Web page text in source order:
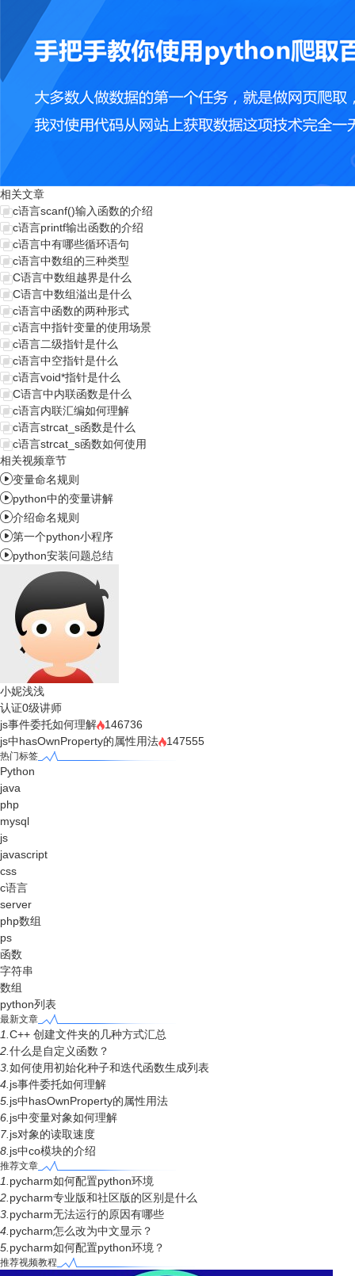
相关文章
c语言scanf()输入函数的介绍
c语言printf输出函数的介绍
c语言中有哪些循环语句
c语言中数组的三种类型
C语言中数组越界是什么
C语言中数组溢出是什么
c语言中函数的两种形式
c语言中指针变量的使用场景
c语言二级指针是什么
c语言中空指针是什么
c语言void*指针是什么
C语言中内联函数是什么
c语言内联汇编如何理解
c语言strcat_s函数是什么
c语言strcat_s函数如何使用
相关视频章节
变量命名规则
python中的变量讲解
介绍命名规则
第一个python小程序
python安装问题总结
小妮浅浅
认证0级讲师
js事件委托如何理解
146736
js中hasOwnProperty的属性用法
147555
热门标签
Python
java
php
mysql
js
javascript
css
c语言
server
php数组
ps
函数
字符串
数组
python列表
最新文章
1. C++ 创建文件夹的几种方式汇总
2. 什么是自定义函数？
3. 如何使用初始化种子和迭代函数生成列表
4. js事件委托如何理解
5. js中hasOwnProperty的属性用法
6. js中变量对象如何理解
7. js对象的读取速度
8. js中co模块的介绍
推荐文章
1. pycharm如何配置python环境
2. pycharm专业版和社区版的区别是什么
3. pycharm无法运行的原因有哪些
4. pycharm怎么改为中文显示？
5. pycharm如何配置python环境？
推荐视频教程